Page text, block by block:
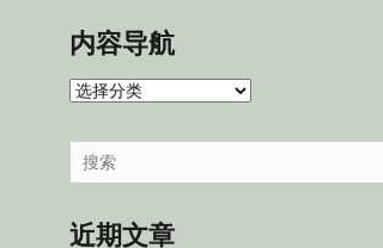
内容导航
内
导
航
Search
for:
近期文章